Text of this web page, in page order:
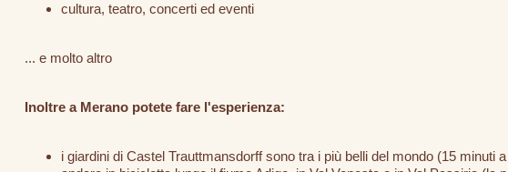
cultura, teatro, concerti ed eventi
... e molto altro
Inoltre a Merano potete fare l'esperienza:
i giardini di Castel Trauttmansdorff sono tra i più belli del mondo (15 minuti